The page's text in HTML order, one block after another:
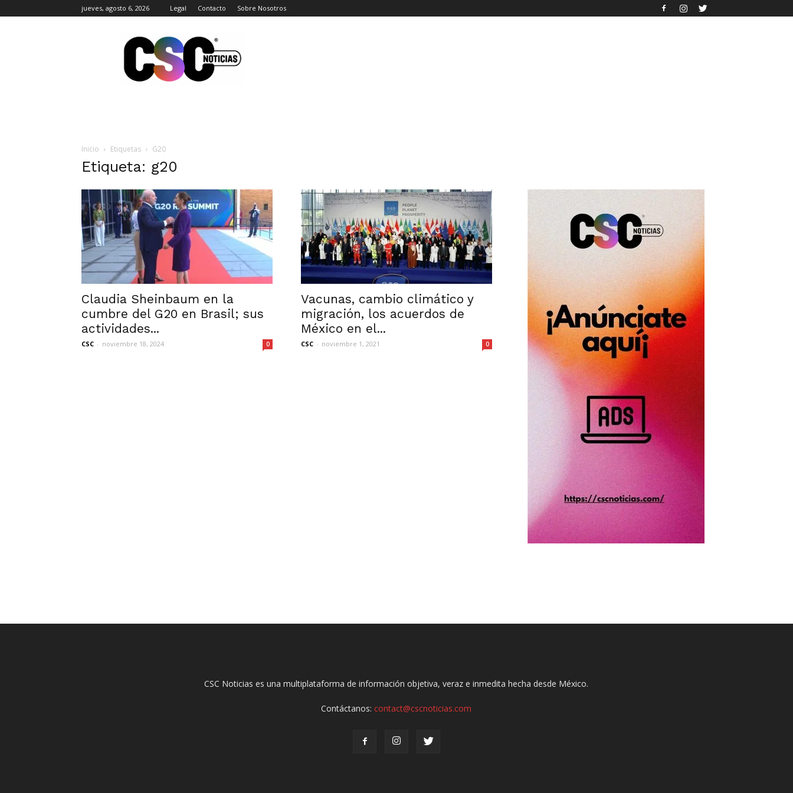
jueves, agosto 6, 2026 Legal Contacto Sobre Nosotros
Noticias
Inicio Etiquetas G20
Etiqueta: g20
Claudia Sheinbaum en la
cumbre del G20 en Brasil; sus
actividades...
CSC - noviembre 18, 2024 0
Vacunas, cambio climático y
migración, los acuerdos de
México en el...
CSC - noviembre 1, 2021 0
CSC Noticias es una multiplataforma de información objetiva, veraz e inmedita hecha desde México.
Contáctanos:contact@cscnoticias.com